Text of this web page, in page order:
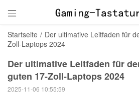

Startseite / Der ultimative Leitfaden für
Zoll-Laptops 2024
Der ultimative Leitfaden für
guten 17-Zoll-Laptops 2024
2025-11-06 10:55:59